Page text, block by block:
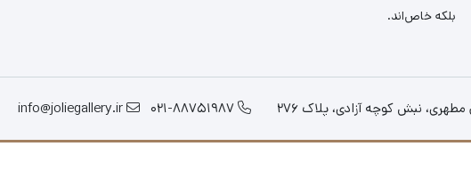
بلکه خاص‌اند.
نبش کوچه آزادی، پلاک 276 021-88751987
info@joliegallery.ir